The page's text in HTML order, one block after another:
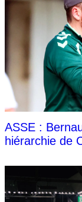
ASSE :
hiérarchie de